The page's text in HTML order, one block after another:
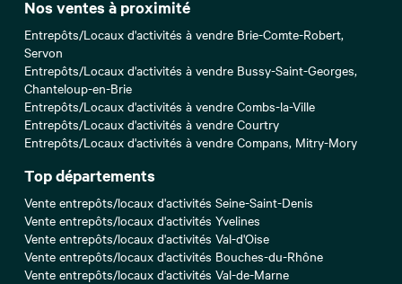
Nos ventes à proximité
Entrepôts/Locaux d'activités à vendre Brie-Comte-Robert,
Servon
Entrepôts/Locaux d'activités à vendre Bussy-Saint-Georges,
Chanteloup-en-Brie
Entrepôts/Locaux d'activités à vendre Combs-la-Ville
Entrepôts/Locaux d'activités à vendre Courtry
Entrepôts/Locaux d'activités à vendre Compans, Mitry-Mory
Top départements
Vente entrepôts/locaux d'activités Seine-Saint-Denis
Vente entrepôts/locaux d'activités Yvelines
Vente entrepôts/locaux d'activités Val-d'Oise
Vente entrepôts/locaux d'activités Bouches-du-Rhône
Vente entrepôts/locaux d'activités Val-de-Marne